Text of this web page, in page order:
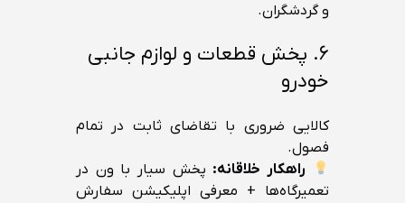
و گردشگران.
۶. پخش قطعات و لوازم جانبی
خودرو
کالایی ضروری با تقاضای ثابت در تمام
فصول.
راهکار خلاقانه: پخش سیار با ون در
تعمیرگاه‌ها + معرفی اپلیکیشن سفارش